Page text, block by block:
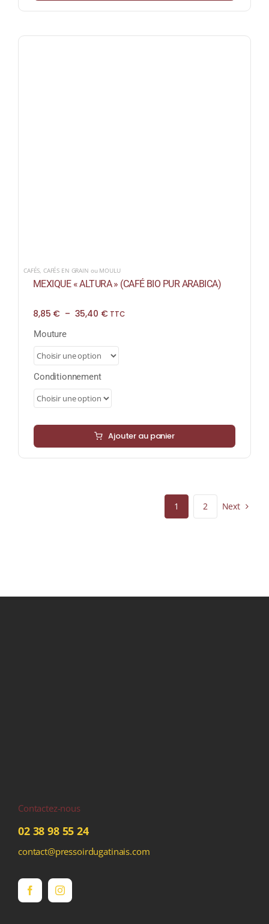
CAFÉS, CAFÉS EN GRAIN ou MOULU
MEXIQUE « ALTURA » (CAFÉ BIO PUR ARABICA)
8,85 € – 35,40 €Plage
à
35,40 €
TTC
Mouture
Conditionnement
Ajouter au panier
1 2 Next
Contactez-nous
02 38 98 55 24
contact@pressoirdugatinais.com